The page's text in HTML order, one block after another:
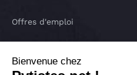
Offres d'emploi
Bienvenue chez